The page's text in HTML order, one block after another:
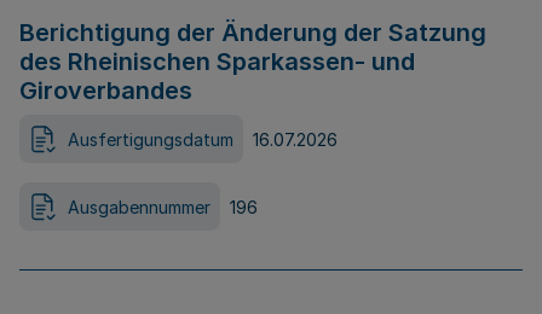
Berichtigung der Änderung der Satzung
des Rheinischen Sparkassen- und
Giroverbandes
Ausfertigungsdatum 16.07.2026
Ausgabennummer 196